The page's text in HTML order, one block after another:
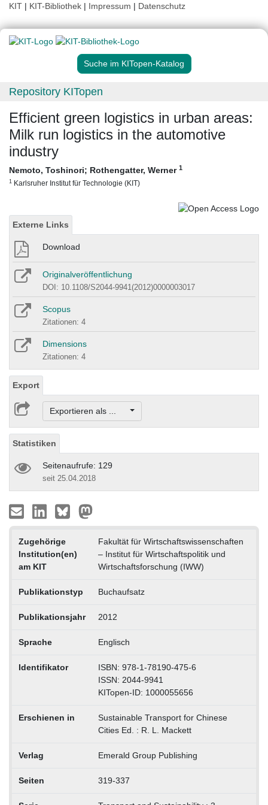
KIT | KIT-Bibliothek | Impressum | Datenschutz
Suche im KITopen-Katalog
Repository KITopen
Efficient green logistics in urban areas:
Milk run logistics in the automotive
industry
Nemoto, Toshinori; Rothengatter, Werner 1
1 Karlsruher Institut für Technologie (KIT)
Externe Links
Download
Originalveröffentlichung
DOI: 10.1108/S2044-9941(2012)0000003017
Scopus
Zitationen: 4
Dimensions
Zitationen: 4
Export
Exportieren als ...
Statistiken
Seitenaufrufe: 129
seit 25.04.2018
Zugehörige
Institution(en)
am KIT
Fakultät für Wirtschaftswissenschaften
– Institut für Wirtschaftspolitik und
Wirtschaftsforschung (IWW)
Publikationstyp Buchaufsatz
Publikationsjahr 2012
Sprache Englisch
Identifikator
ISBN: 978-1-78190-475-6
ISSN: 2044-9941
KITopen-ID: 1000055656
Erschienen in
Sustainable Transport for Chinese
Cities Ed. : R. L. Mackett
Verlag Emerald Group Publishing
Seiten 319-337